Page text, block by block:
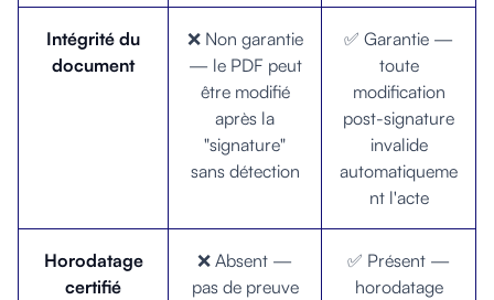
Intégrité du
document
❌ Non garantie
— le PDF peut
être modifié
après la
"signature"
sans détection
✅ Garantie —
toute
modification
post-signature
invalide
automatiqueme
nt l'acte
Horodatage
certifié
❌ Absent —
pas de preuve
✅ Présent —
horodatage